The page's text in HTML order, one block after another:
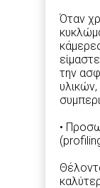
Όταν
την
•